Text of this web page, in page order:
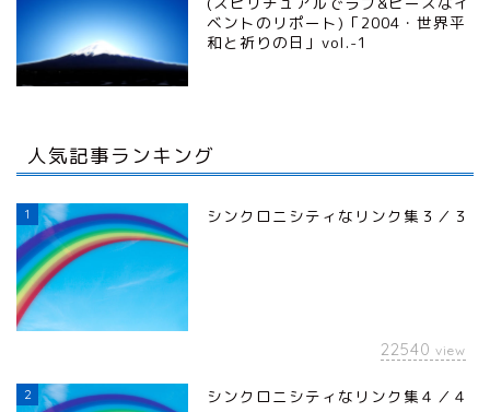
ベントのリポート)「2004・世界平
和と祈りの日」vol.-1
人気記事ランキング
1 シンクロニシティなリンク集３／３
22540 view
2 シンクロニシティなリンク集４／４